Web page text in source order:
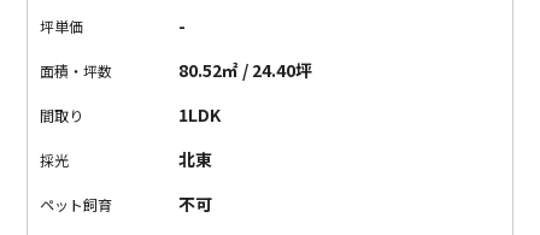
小窓がなんとも可愛く、嬉しくなります。
も大きなバルコニー。仕事の合間にここでくつろげると思うと
古く、水回りはきれいとはいえやはり色々とガタは来ているの
で、事務所での募集です。
居していただけますし、その際は更新料はかかりません。
坪単価 -
面積・坪数 80.52㎡ / 24.40坪
間取り 1LDK
採光 北東
ペット飼育 不可